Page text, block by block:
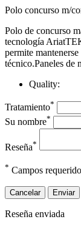
Polo concurso m/
Polo de concurso
tecnología
permite
técnico.Paneles de
Quality:
Tratamiento*
Su nombre*
Reseña*
* Campos
Cancelar Enviar
Reseña enviada